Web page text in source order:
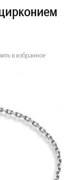
в избранное